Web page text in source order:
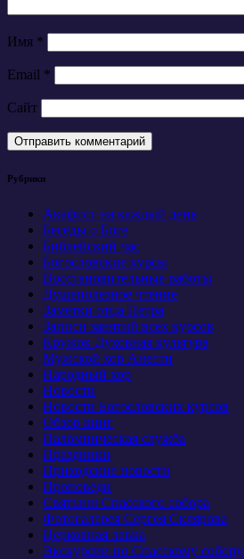
Имя *
Email *
Сайт
Рубрики
Акафист на каждый день
Беседы о Боге
Библейский час
Богословские курсы
Восстановительные работы
Душеполезное чтение
Заметки отца Петра
Записи занятий всех курсов
Кружок Духовная культура
Мужской хор Анести
Народный хор
Новости
Новости Богословских курсов
Обзор книг
Паломническая служба
Праздники
Приходские новости
Проповеди
Святыни Спасского собора
Фотогалерея Сергея Склярова
Церковная лавка
Экскурсии по Спасскому собору